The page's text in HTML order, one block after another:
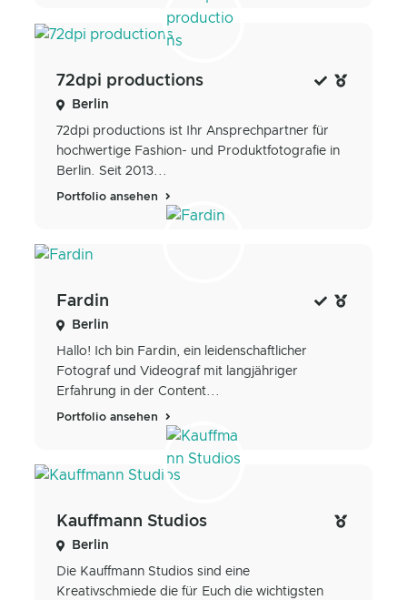
72dpi productions
Berlin
72dpi productions ist Ihr Ansprechpartner für
hochwertige Fashion- und Produktfotografie in
Berlin. Seit 2013...
Portfolio ansehen
Fardin
Berlin
Hallo! Ich bin Fardin, ein leidenschaftlicher
Fotograf und Videograf mit langjähriger
Erfahrung in der Content...
Portfolio ansehen
Kauffmann Studios
Berlin
Die Kauffmann Studios sind eine
Kreativschmiede die für Euch die wichtigsten